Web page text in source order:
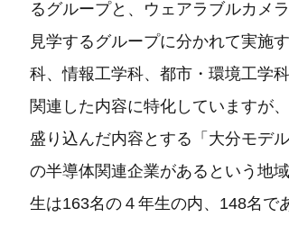
るグループと、ウェアラブルカメ
見学するグループに分かれて実施
科、情報工学科、都市・環境工学
関連した内容に特化していますが
盛り込んだ内容とする「大分モデ
の半導体関連企業があるという地
生は163名の４年生の内、148名で